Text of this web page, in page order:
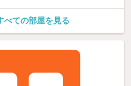
べての部屋を見る